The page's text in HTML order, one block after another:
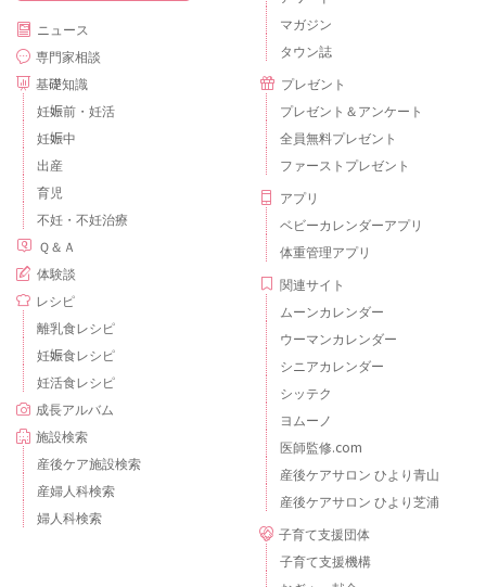
ニュース
専門家相談
基礎知識
妊娠前・妊活
妊娠中
出産
育児
不妊・不妊治療
Ｑ＆Ａ
体験談
レシピ
離乳食レシピ
妊娠食レシピ
妊活食レシピ
成長アルバム
施設検索
産後ケア施設検索
産婦人科検索
婦人科検索
マガジン
タウン誌
プレゼント
プレゼント＆アンケート
全員無料プレゼント
ファーストプレゼント
アプリ
ベビーカレンダーアプリ
体重管理アプリ
関連サイト
ムーンカレンダー
ウーマンカレンダー
シニアカレンダー
シッテク
ヨムーノ
医師監修.com
産後ケアサロン ひより青山
産後ケアサロン ひより芝浦
子育て支援団体
子育て支援機構